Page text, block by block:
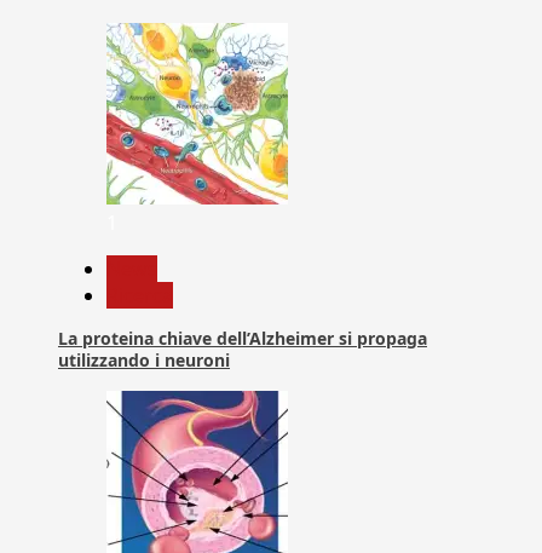
La proteina chiave dell’Alzheimer si propaga
utilizzando i neuroni